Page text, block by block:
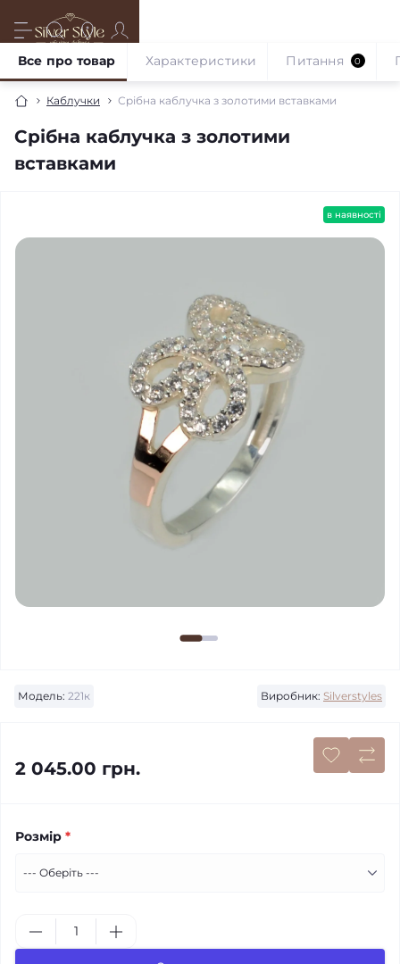
Каблучки Срібна каблучка з золотими вставками
Срібна каблучка з золотими
вставками
Все про товар Характеристики Питання 0
в наявності
Модель: 221к Виробник: Silverstyles
2 045.00 грн.
Розмір *